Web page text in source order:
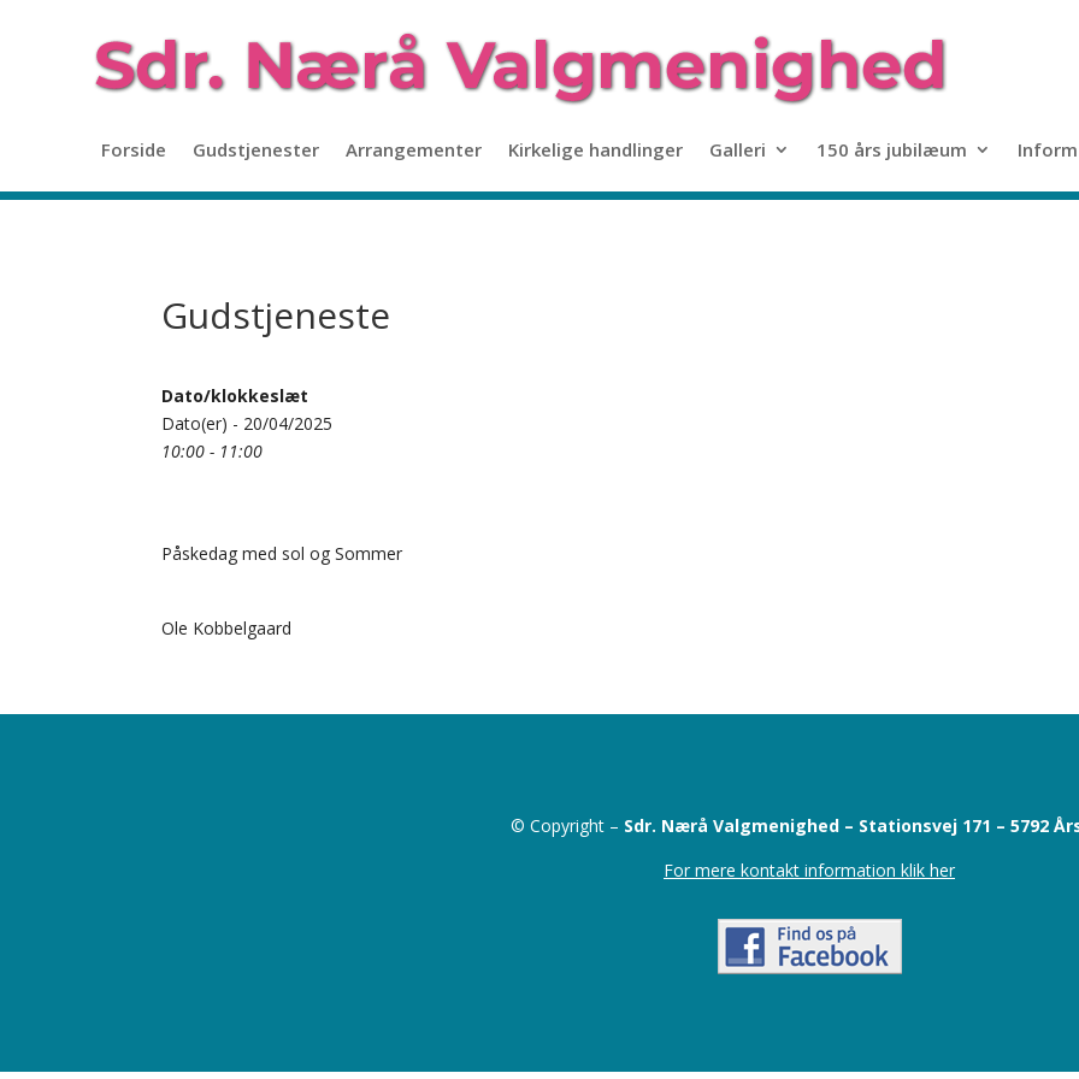
Forside Gudstjenester Arrangementer Kirkelige handlinger Galleri 150 års jubilæum
Gudstjeneste
Dato/klokkeslæt
Dato(er) - 20/04/2025
10:00 - 11:00
Påskedag med sol og Sommer
Ole Kobbelgaard
© Copyright – Sdr. Nærå Valgmenighed – Stationsvej 171 – 5792
For mere kontakt information klik her